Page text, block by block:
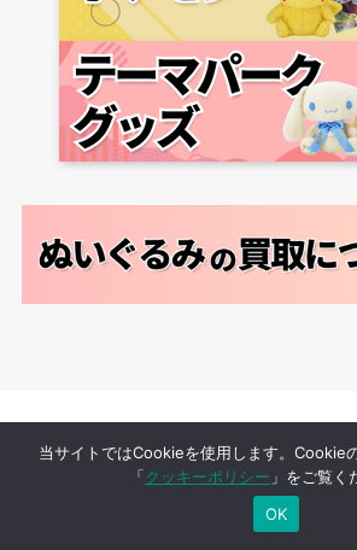
買取クエストが選ば
当サイトではCookieを使用します。Cookie
「クッキーポリシー 」をご覧く
OK